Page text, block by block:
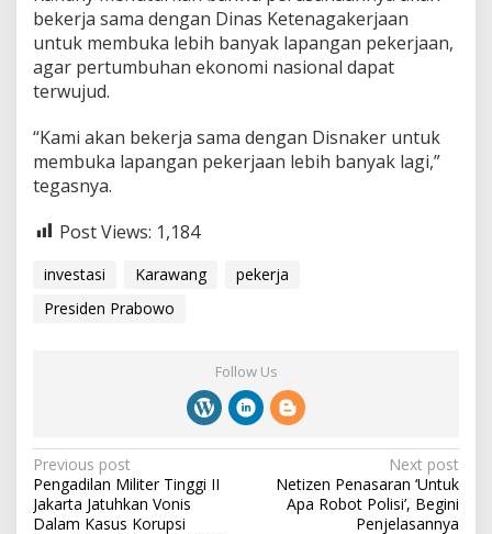
bekerja sama dengan Dinas Ketenagakerjaan
untuk membuka lebih banyak lapangan pekerjaan,
agar pertumbuhan ekonomi nasional dapat
terwujud.
“Kami akan bekerja sama dengan Disnaker untuk
membuka lapangan pekerjaan lebih banyak lagi,”
tegasnya.
Post Views: 1,184
investasi Karawang
pekerja
Presiden Prabowo
Follow Us
P
o
Previous post
Pengadilan Militer Tinggi II
Jakarta Jatuhkan Vonis
Dalam Kasus Korupsi
Next post
Netizen Penasaran ‘Untuk
Apa Robot Polisi’, Begini
Penjelasannya